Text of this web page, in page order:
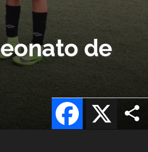
de
X
Facebook